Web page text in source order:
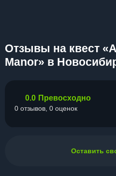
Отзывы на квест
Manor» в
0.0 Превосходно
0 отзывов, 0 оценок
Оставить